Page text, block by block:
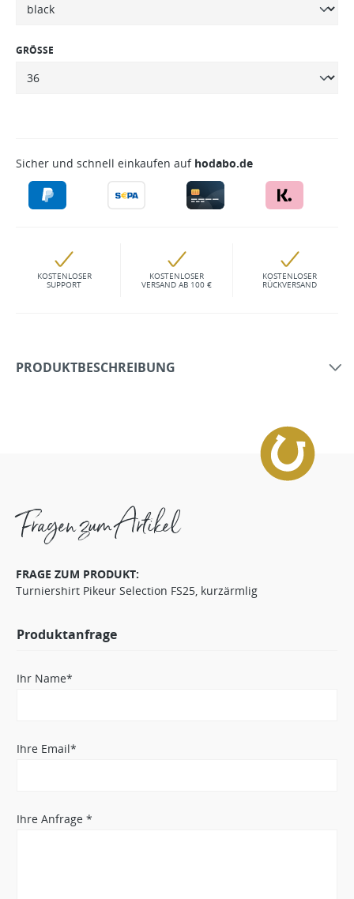
GRÖSSE
Sicher und schnell einkaufen auf hodabo.de
KOSTENLOSER
SUPPORT
KOSTENLOSER
VERSAND AB 100 €
KOSTENLOSER
RÜCKVERSAND
PRODUKTBESCHREIBUNG
Fragen zum Artikel
FRAGE ZUM PRODUKT:
Turniershirt Pikeur Selection FS25, kurzärmlig
Produktanfrage
Ihr Name*
Ihre Email*
Ihre Anfrage *